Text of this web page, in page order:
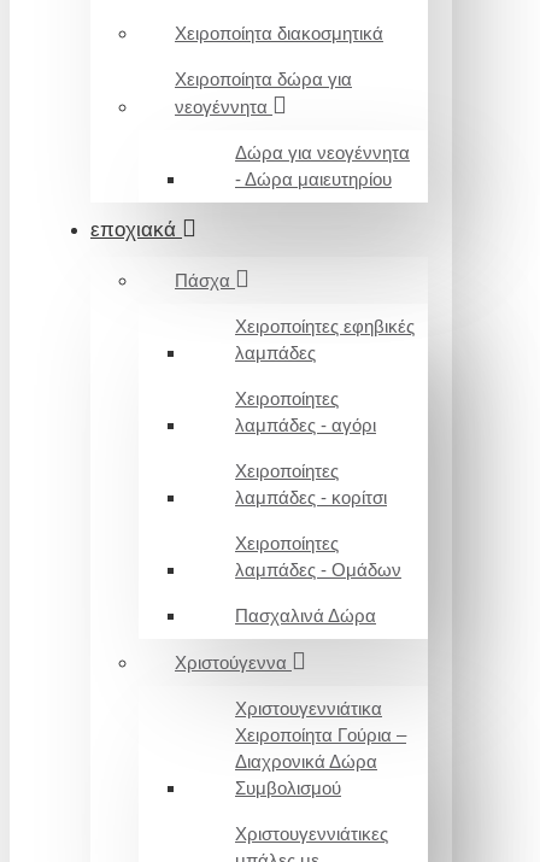
Χειροποίητα διακοσμητικά
Χειροποίητα δώρα για
νεογέννητα
Δώρα για νεογέννητα
- Δώρα μαιευτηρίου
εποχιακά
Πάσχα
Χειροποίητες εφηβικές
λαμπάδες
Χειροποίητες
λαμπάδες - αγόρι
Χειροποίητες
λαμπάδες - κορίτσι
Χειροποίητες
λαμπάδες - Ομάδων
Πασχαλινά Δώρα
Χριστούγεννα
Χριστουγεννιάτικα
Χειροποίητα Γούρια –
Διαχρονικά Δώρα
Συμβολισμού
Χριστουγεννιάτικες